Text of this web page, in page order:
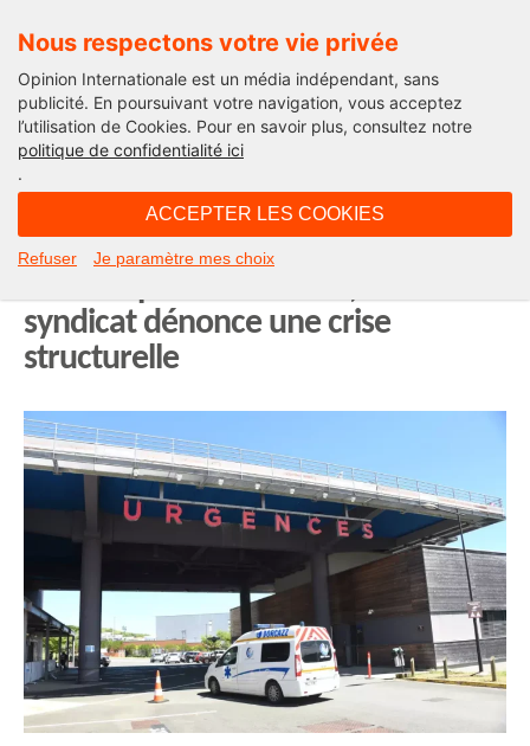
Nous respectons votre vie privée
Opinion Internationale est un média indépendant, sans
publicité. En poursuivant votre navigation, vous acceptez
l’utilisation de Cookies. Pour en savoir plus, consultez notre
politique de confidentialité ici
.
ACCEPTER LES COOKIES
Refuser Je paramètre mes choix
Opinion Outre-Mer
Nouvelle-Calédonie : les urgences
syndicat dénonce une crise
structurelle